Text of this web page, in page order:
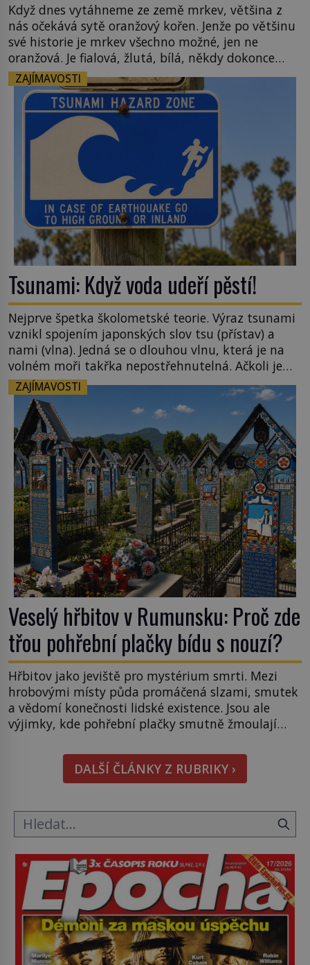
Když dnes vytáhneme ze země mrkev, většina z
nás očekává sytě oranžový kořen. Jenže po většinu
své historie je mrkev všechno možné, jen ne
oranžová. Je fialová, žlutá, bílá, někdy dokonce
téměř černá. Až díky stovkám let pečlivého
šlechtění se z ní stává zelenina, bez které si českou
zahradu ani nedokážeme představit. Její příběh je
ZAJÍMAVOSTI
Tsunami: Když voda udeří pěstí!
Nejprve špetka školometské teorie. Výraz tsunami
vznikl spojením japonských slov tsu (přístav) a
nami (vlna). Jedná se o dlouhou vlnu, která je na
volném moři takřka nepostřehnutelná. Ačkoli je
vlnová délka tsunami i 300 kilometrů, výška vlny
na volném moři je maximálně 1,5 metru. Máme se
podobné obří vlny obávat i v Evropě? Vznik
tsunami si […]
ZAJÍMAVOSTI
Veselý hřbitov v Rumunsku: Proč zde
třou pohřební plačky bídu s nouzí?
Hřbitov jako jeviště pro mystérium smrti. Mezi
hrobovými místy půda promáčená slzami, smutek
a vědomí konečnosti lidské existence. Jsou ale
výjimky, kde pohřební plačky smutně žmoulají
pohledu na výši vyměřené podpory
v nezaměstnanosti. Kam vás pozveme? Unikátní
hřbitov, který si vysloužil název „Veselý“, najdeme
DALŠÍ ČLÁNKY Z RUBRIKY ›